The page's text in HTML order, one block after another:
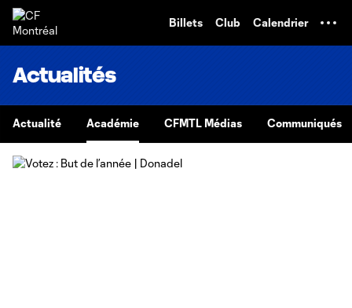
Billets Club Calendrier
Actualités
Actualité Académie CFMTL Médias Communiqués